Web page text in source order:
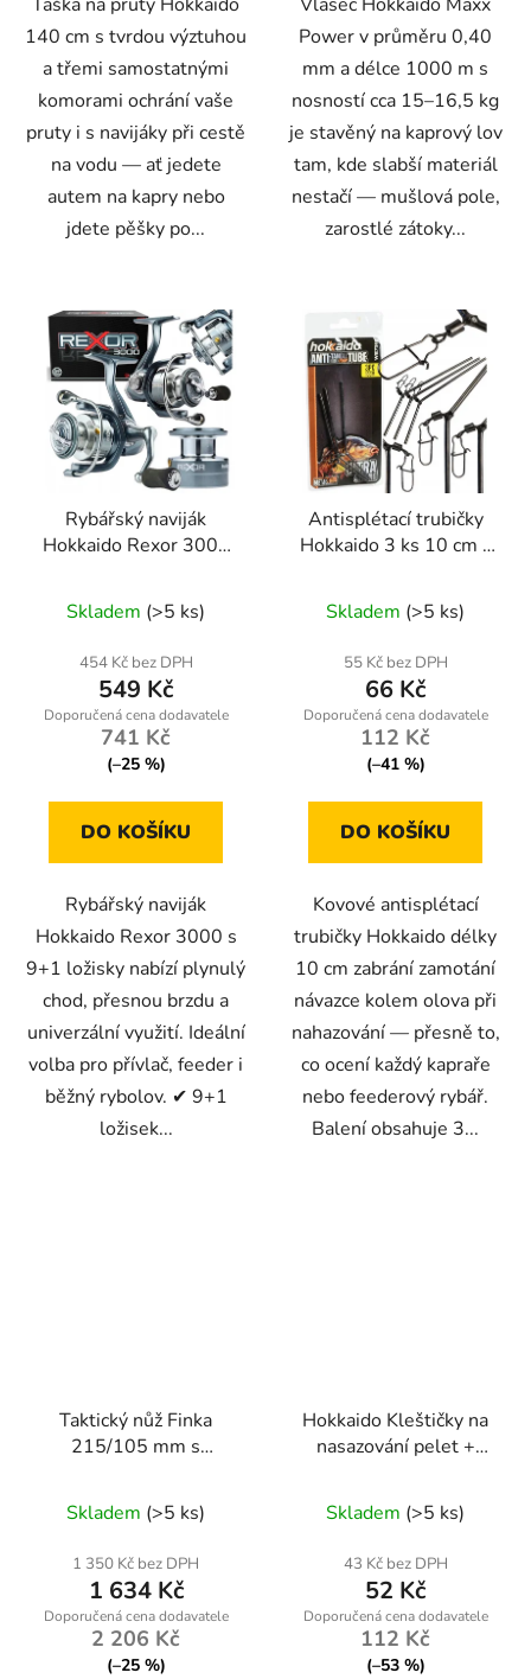
140 cm s tvrdou výztuhou
a třemi samostatnými
komorami ochrání vaše
pruty i s navijáky při cestě
na vodu — ať jedete
autem na kapry nebo
jdete pěšky po...
Power v průměru 0,40
mm a délce 1000 m s
nosností cca 15–16,5 kg
je stavěný na kaprový lov
tam, kde slabší materiál
nestačí — mušlová pole,
zarostlé zátoky...
Rybářský naviják
Hokkaido Rexor 3000
hliníková cívka
Skladem (>5 ks)
454 Kč bez DPH
549 Kč
741 Kč
(–25 %)
DO KOŠÍKU
Rybářský naviják
Hokkaido Rexor 3000 s
9+1 ložisky nabízí plynulý
chod, přesnou brzdu a
univerzální využití. Ideální
volba pro přívlač, feeder i
běžný rybolov. ✔ 9+1
ložisek...
Antisplétací trubičky
Hokkaido 3 ks 10 cm –
montáže
Skladem (>5 ks)
55 Kč bez DPH
66 Kč
112 Kč
(–41 %)
DO KOŠÍKU
Kovové antisplétací
trubičky Hokkaido délky
10 cm zabrání zamotání
návazce kolem olova při
nahazování — přesně to,
co ocení každý kapraře
nebo feederový rybář.
Balení obsahuje 3...
Taktický nůž Finka
215/105 mm s
SURVIVAL SERIES –
Geko
Skladem (>5 ks)
1 350 Kč bez DPH
1 634 Kč
2 206 Kč
(–25 %)
Hokkaido Kleštičky na
nasazování pelet +
hodnocení
produktu
je
5,0
z
Skladem (>5 ks)
43 Kč bez DPH
52 Kč
112 Kč
(–53 %)